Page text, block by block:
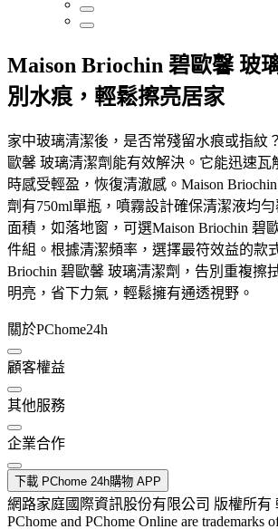
Maison Briochin 碧歐馨 玻
別水痕，輕鬆擦亮居家
家中玻璃清潔後，是否常殘留水痕或指紋
歐馨 玻璃清潔劑能有效解決。它能迅速瓦
時感受輕盈，恢復清澈感。Maison
劑有750ml單瓶，噴霧設計確保清潔液均
面積，如落地窗，可選Maison Briochin 碧
件組。根據清潔頻率，選擇最符效益的款
Briochin 碧歐馨 玻璃清潔劑，告別重複擦
明亮，省下力氣，輕鬆擁有通透視野。
關於PChome24h
顧客權益
其他服務
企業合作
下載 PChome 24h購物 APP
網路家庭國際資訊股份有限公司 版權所有
PChome and PChome Online are trademarks